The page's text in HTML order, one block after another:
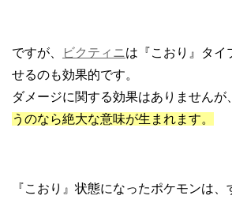
ですが、 ビクティニは『こおり』タイ
せるのも効果的です。
ダメージに関する効果はありませんが、
うのなら絶大な意味が生まれます。
『こおり』状態になったポケモンは、